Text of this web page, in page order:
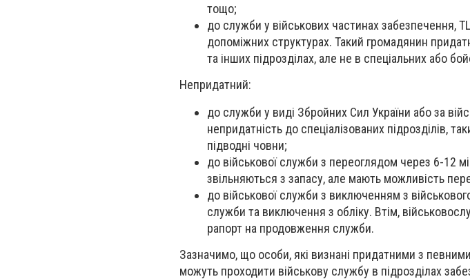
тощо;
до служби у військових частинах забезпечення,
допоміжних структурах. Такий громадянин
та інших підрозділах, але не в спеціальних або
Непридатний:
до служби у виді Збройних Сил України або за
непридатність до спеціалізованих підрозділів,
підводні човни;
до військової служби з переоглядом через 6-12
звільняються з запасу, але мають можливість
до військової служби з виключенням з
служби та виключення з обліку. Втім,
рапорт на продовження служби.
Зазначимо, що особи, які визнані придатними з
можуть проходити військову службу в підрозділах